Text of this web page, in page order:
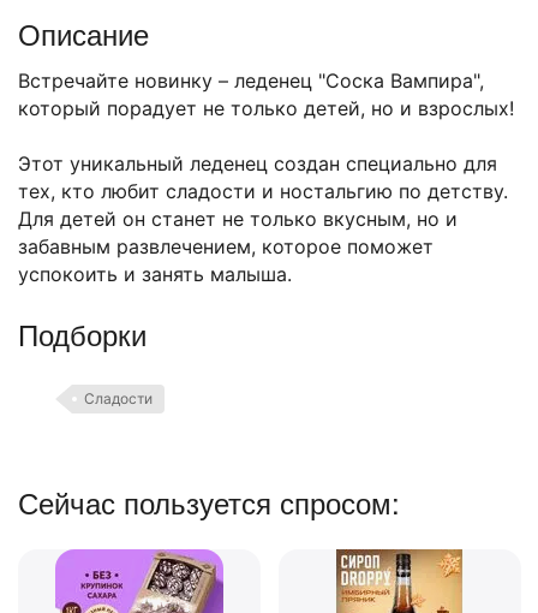
Описание
Встречайте новинку – леденец "Соска Вампира",
который порадует не только детей, но и взрослых!
Этот уникальный леденец создан специально для
тех, кто любит сладости и ностальгию по детству.
Для детей он станет не только вкусным, но и
забавным развлечением, которое поможет
успокоить и занять малыша.
Подборки
Сладости
Сейчас пользуется спросом: